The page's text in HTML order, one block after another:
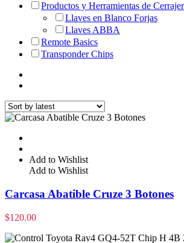
Productos y Herramientas de
Llaves en Blanco Forjas
Llaves ABBA
Remote Basics
Transponder Chips
Add to Wishlist
Add to Wishlist
Carcasa Abatible Cruze 3 Botones
$120.00